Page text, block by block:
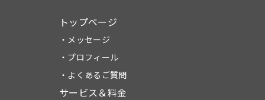
トップページ
・メッセージ
・プロフィール
・よくあるご質問
サービス＆料金